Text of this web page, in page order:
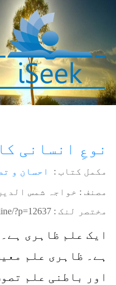
نوعِ انسانی
مکمل کتاب : احسان و
مصنف : خواجہ شمس
مختصر لنک : ?p=12637
ایک علم ظاہری
ہے۔ ظاہری علم
اور باطنی علم